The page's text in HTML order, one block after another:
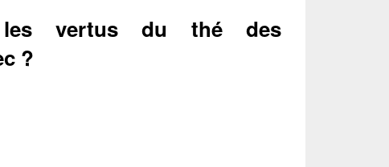
vertus du thé des
?